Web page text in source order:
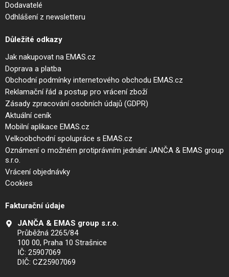
Dodavatelé
Odhlášení z newsletteru
Důležité odkazy
Jak nakupovat na EMAS.cz
Doprava a platba
Obchodní podmínky internetového obchodu EMAS.cz
Reklamační řád a postup pro vrácení zboží
Zásady zpracování osobních údajů (GDPR)
Aktuální ceník
Mobilní aplikace EMAS.cz
Velkoobchodní spolupráce s EMAS.cz
Oznámení o možném protiprávním jednání JANČA & EMAS group
s.r.o.
Vrácení objednávky
Cookies
Fakturační údaje
JANČA & EMAS group s.r.o.
Průběžná 2265/84
100 00, Praha 10 Strašnice
IČ: 25907069
DIČ: CZ25907069